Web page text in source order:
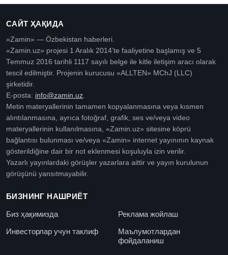
САЙТ ҲАҚИДА
«Zamin» — Özbekistan haberleri.
«Zamin.uz» projesi 1 Aralık 2014’te faaliyetine başlamış ve 5
Temmuz 2016 tarihli 1117 sayılı belge ile kitle iletişim aracı olarak
tescil edilmiştir. Projenin kurucusu «ALLTEN» MChJ (LLC)
şirketidir.
E-posta: info@zamin.uz
Metin materyallerinin tamamen kopyalanmasına veya kısmen
alıntılanmasına, ayrıca fotoğraf, grafik, ses ve/veya video
materyallerinin kullanılmasına, «Zamin.uz» sitesine köprü
bağlantısı bulunması ve/veya «Zamin» internet yayınının kaynak
gösterildiğine dair bir not eklenmesi koşuluyla izin verilir.
Yazarlı yayınlardaki görüşler yazarlara aittir ve yayın kurulunun
görüşünü yansıtmayabilir.
БИЗНИНГ НАШРИЁТ
Биз ҳақимизда
Реклама жойлаш
Инвесторлар учун таклиф
Маълумотлардан
фойдаланиш